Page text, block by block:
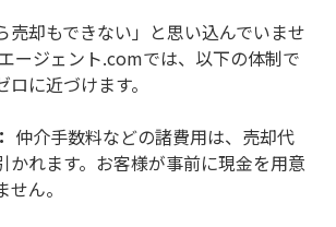
売却もできない」と思い込んでいませ
ージェント.comでは、以下の体制で
に近づけます。
仲介手数料などの諸費用は、売却代
かれます。お客様が事前に現金を用意
ん。